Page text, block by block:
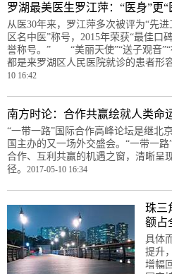
罗湖最美医生罗江萍：“医身”更“
从医30年来，罗江萍多次被评为“先
区名中医”称号，2015年荣获“最佳口
誉称号。” “美丽天使”“送子观音
都是来罗湖区人民医院就诊的患者形
10 16:42
南方时论：合作共赢绘就人类命
“一带一路”国际合作高峰论坛是继北
国主办的又一场外交盛会。“一带一
合作、互利共赢的机遇之窗，清晰呈
径。 2017-05-10 16:34
珠三
额占
具体
提升
增幅